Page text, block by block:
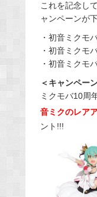
b
o
o
k
これを記念し
ャンペーンが
・初音ミクモ
・初音ミクモ
・初音ミクモ
＜キャンペー
ミクモバ10周
音ミクのレア
ント!!!